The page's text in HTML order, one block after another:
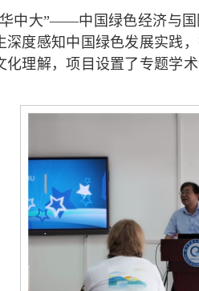
中大”——中国绿色经济与
深度感知中国绿色发展实践
化理解，项目设置了专题学